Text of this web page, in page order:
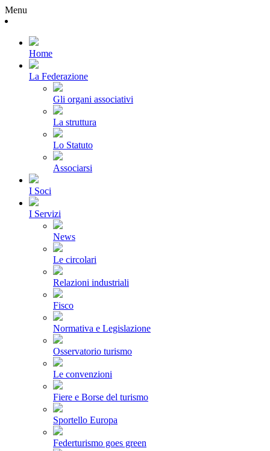
Menu
Home
La Federazione
Gli organi associativi
La struttura
Lo Statuto
Associarsi
I Soci
I Servizi
News
Le circolari
Relazioni industriali
Fisco
Normativa e Legislazione
Osservatorio turismo
Le convenzioni
Fiere e Borse del turismo
Sportello Europa
Federturismo goes green